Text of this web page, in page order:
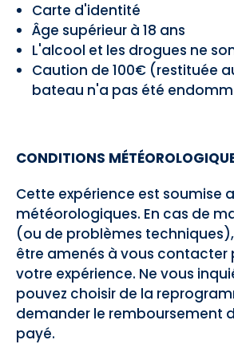
Carte d'identité
Âge supérieur à 18 ans
L'alcool et les drogues ne
Caution de 100€ (restituée
bateau n'a pas été
CONDITIONS
Cette expérience est soumise
météorologiques. En cas de
(ou de problèmes
être amenés à vous contacter
votre expérience. Ne vous
pouvez choisir de la
demander le remboursement
payé.